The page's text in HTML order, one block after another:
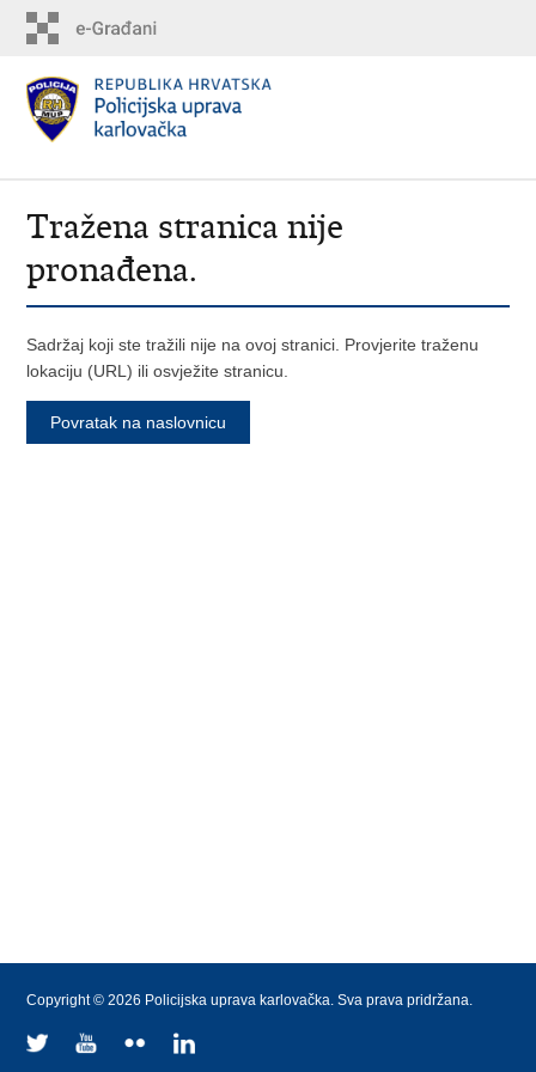
Tražena stranica nije
pronađena.
Sadržaj koji ste tražili nije na ovoj stranici. Provjerite traženu
lokaciju (URL) ili osvježite stranicu.
Povratak na naslovnicu
Copyright © 2026 Policijska uprava karlovačka. Sva prava pridržana.